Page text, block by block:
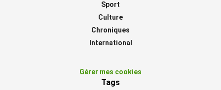
Sport
Culture
Chroniques
International
Gérer mes cookies
Tags